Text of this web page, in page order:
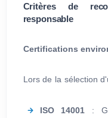
Critères de
responsable
Certifications
Lors de la sélection
ISO 14001 :